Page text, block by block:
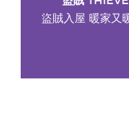
盜賊入屋 暖家又